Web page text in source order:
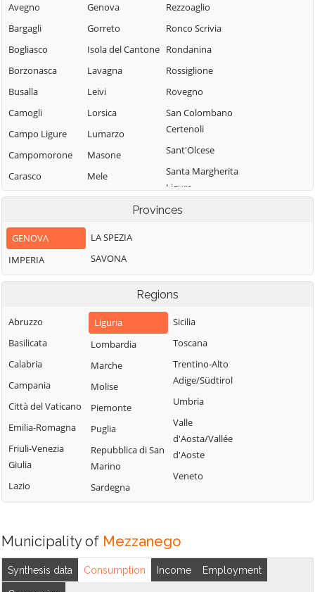
Avegno
Bargagli
Bogliasco
Borzonasca
Busalla
Camogli
Campo Ligure
Campomorone
Carasco
Casarza Ligure
Castiglione
Chiavarese
Ceranesi
Cicagna
Cogoleto
Cogorno
Coreglia Ligure
Crocefieschi
Davagna
Fascia
Favale di Malvaro
Genova
Gorreto
Isola del Cantone
Lavagna
Leivi
Lorsica
Lumarzo
Masone
Mele
Mezzanego
Moconesi
Moneglia
Montebruno
Ne
Neirone
Orero
Pieve Ligure
Portofino
Propata
Rapallo
Rezzoaglio
Ronco Scrivia
Rondanina
Rossiglione
Rovegno
San Colombano
Certenoli
Sant'Olcese
Santa Margherita
Ligure
Santo Stefano
Sori
Tiglieto
Vobbia
Zoagli
Provinces
GENOVA
IMPERIA
LA SPEZIA
SAVONA
Regions
Abruzzo
Basilicata
Calabria
Campania
Città del Vaticano
Emilia-Romagna
Friuli-Venezia
Giulia
Lazio
Liguria
Lombardia
Marche
Molise
Piemonte
Puglia
Repubblica di San
Marino
Sardegna
Sicilia
Toscana
Trentino-Alto
Adige/Südtirol
Umbria
Valle
d'Aosta/Vallée
d'Aoste
Veneto
Municipality of Mezzanego
Synthesis data Consumption Income Employment